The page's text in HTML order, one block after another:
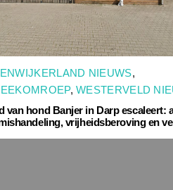
NIEUWS,
,WESTERVELD
van hond Banjer in Darp escaleert:
vrijheidsberoving en